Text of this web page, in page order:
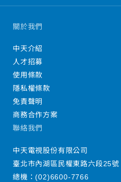
關於我們
中天介紹
人才招募
使用條款
隱私權條款
免責聲明
商務合作方案
聯絡我們
中天電視股份有限公司
臺北市內湖區民權東路六段25號
總機：(02)6600-7766